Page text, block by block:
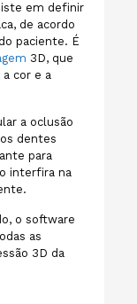
em definir
de acordo
paciente. É
3D, que
cor e a
a oclusão
dentes
para
interfira na
o software
as
3D da